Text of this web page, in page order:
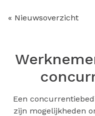
« Nieuwsoverzicht
Een
zijn mogelijkheden